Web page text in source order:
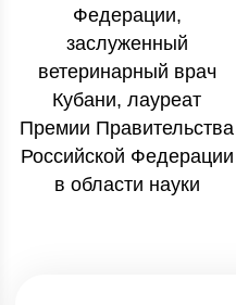
Федерации,
заслуженный
ветеринарный врач
Кубани, лауреат
Премии Правительства
Российской Федерации
в области науки